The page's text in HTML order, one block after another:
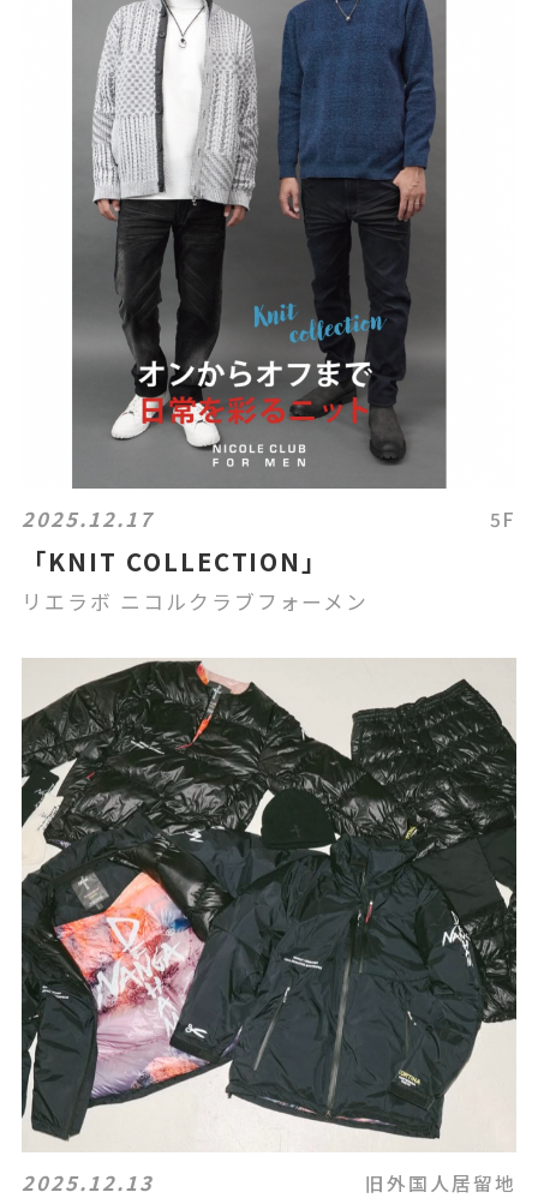
2025.12.17 5F
「KNIT COLLECTION」
リエラボ ニコルクラブフォーメン
2025.12.13 旧外国人居留地